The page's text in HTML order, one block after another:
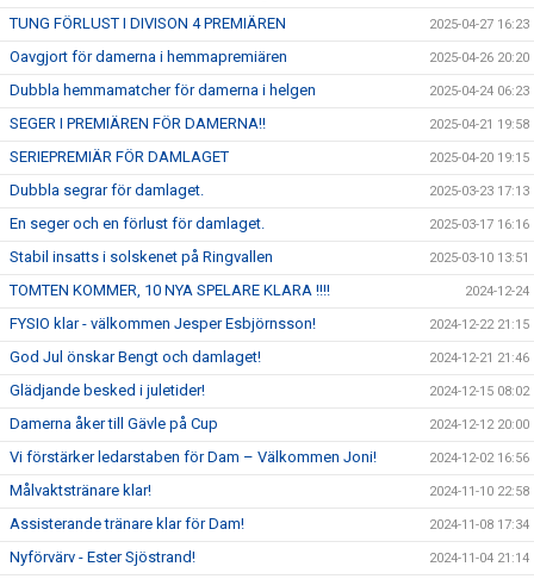
TUNG FÖRLUST I DIVISON 4 PREMIÄREN 2025-04-27 16:23
Oavgjort för damerna i hemmapremiären 2025-04-26 20:20
Dubbla hemmamatcher för damerna i helgen 2025-04-24 06:23
SEGER I PREMIÄREN FÖR DAMERNA!! 2025-04-21 19:58
SERIEPREMIÄR FÖR DAMLAGET 2025-04-20 19:15
Dubbla segrar för damlaget. 2025-03-23 17:13
En seger och en förlust för damlaget. 2025-03-17 16:16
Stabil insatts i solskenet på Ringvallen 2025-03-10 13:51
TOMTEN KOMMER, 10 NYA SPELARE KLARA !!!! 2024-12-24
FYSIO klar - välkommen Jesper Esbjörnsson! 2024-12-22 21:15
God Jul önskar Bengt och damlaget! 2024-12-21 21:46
Glädjande besked i juletider! 2024-12-15 08:02
Damerna åker till Gävle på Cup 2024-12-12 20:00
Vi förstärker ledarstaben för Dam – Välkommen Joni! 2024-12-02 16:56
Målvaktstränare klar! 2024-11-10 22:58
Assisterande tränare klar för Dam! 2024-11-08 17:34
Nyförvärv - Ester Sjöstrand! 2024-11-04 21:14